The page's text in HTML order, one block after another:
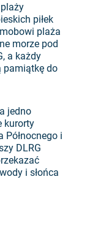
piłek
plaża
morze pod
a każdy
pamiątkę do
jedno
kurorty
Północnego i
DLRG
i słońca